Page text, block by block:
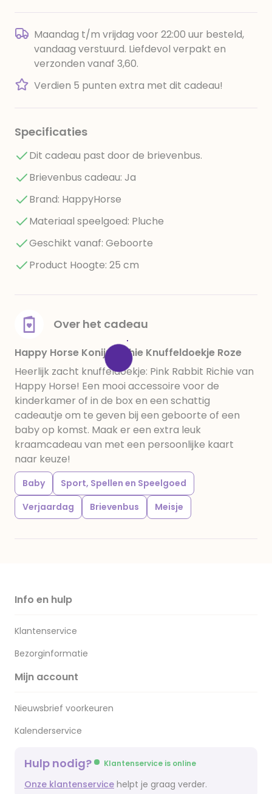
Maandag t/m vrijdag voor 22:00 uur besteld,
vandaag verstuurd. Liefdevol verpakt en
verzonden vanaf 3,60.
Verdien 5 punten extra met dit cadeau!
Specificaties
Dit cadeau past door de brievenbus.
Brievenbus cadeau: Ja
Brand: HappyHorse
Materiaal speelgoed: Pluche
Geschikt vanaf: Geboorte
Product Hoogte: 25 cm
Over het cadeau
Happy Horse Konijn Richie Knuffeldoekje Roze
Heerlijk zacht knuffeldoekje: Pink Rabbit Richie van
Happy Horse! Een mooi accessoire voor de
kinderkamer of in de box en een schattig
cadeautje om te geven bij een geboorte of een
baby op komst. Maak er een extra leuk
kraamcadeau van met een persoonlijke kaart
naar keuze!
Baby
Sport, Spellen en Speelgoed
Verjaardag
Brievenbus Meisje
Info en hulp
Klantenservice
Bezorginformatie
Mijn account
Nieuwsbrief voorkeuren
Kalenderservice
Hulp nodig? Klantenservice is online
Onze klantenservice helpt je graag verder.